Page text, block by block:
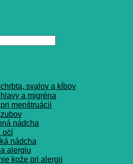
svalov a kĺbov
a migréna
menštruácii
nádcha
očí
nádcha
alergiu
kože pri alergii